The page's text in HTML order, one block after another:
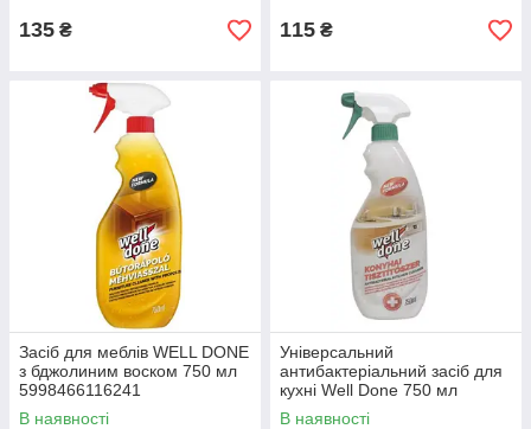
135 ₴ 115 ₴
Засіб для меблів WELL DONE
з бджолиним воском 750 мл
5998466116241
В наявності
Універсальний
антибактеріальний засіб для
кухні Well Done 750 мл
5998466116227
В наявності